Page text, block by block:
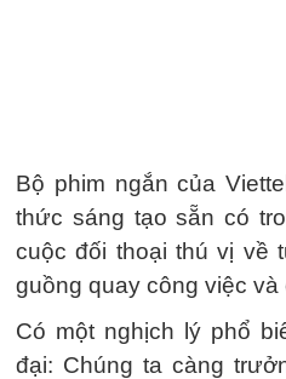
Bộ phim ngắn của
thức sáng tạo sẵn có
cuộc đối thoại thú vị về
guồng quay công việc và
Có một nghịch lý phổ
đại: Chúng ta càng